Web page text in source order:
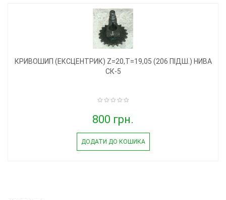
КРИВОШИП (ЕКСЦЕНТРИК) Z=20,T=19,05 (206 ПІДШ.) НИВА
СК-5
800 грн.
ДОДАТИ ДО КОШИКА